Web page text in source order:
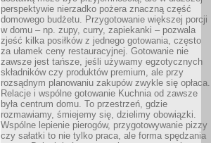
perspektywie nierzadko pożera znaczną część
domowego budżetu. Przygotowanie większej porcji
w domu – np. zupy, curry, zapiekanki – pozwala
zjeść kilka posiłków z jednego gotowania, często
za ułamek ceny restauracyjnej. Gotowanie nie
zawsze jest tańsze, jeśli używamy egzotycznych
składników czy produktów premium, ale przy
rozsądnym planowaniu zakupów zwykle się opłaca.
Relacje i wspólne gotowanie Kuchnia od zawsze
była centrum domu. To przestrzeń, gdzie
rozmawiamy, śmiejemy się, dzielimy obowiązki.
Wspólne lepienie pierogów, przygotowywanie pizzy
czy sałatki to nie tylko praca, ale forma spędzania